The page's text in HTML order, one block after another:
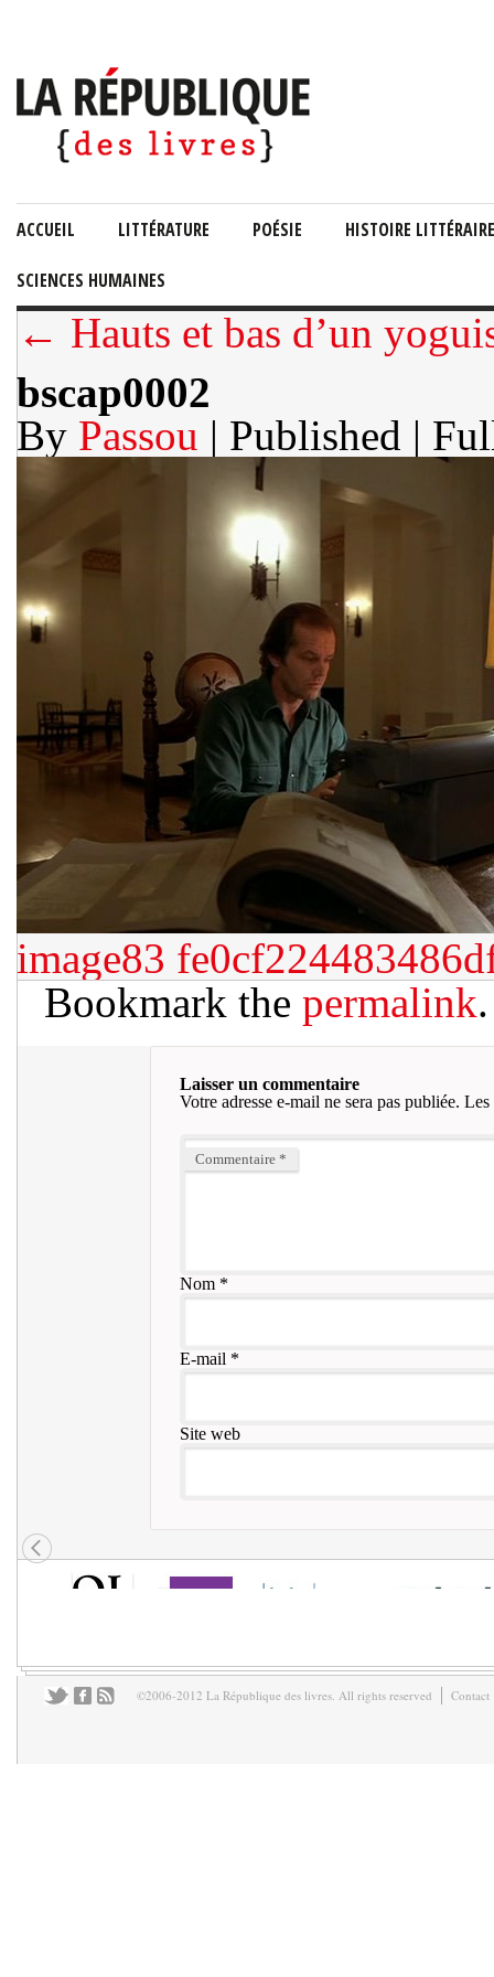
ACCUEIL LITTÉRATURE POÉSIE HISTOIRE LITTÉRAIRE
SCIENCES HUMAINES
← Hauts et bas d’un
bscap0002
By Passou | Published |
image83
Bookmark the permalink.
Laisser un commentaire
Votre adresse e-mail ne sera pas publiée. Les
Commentaire *
Nom*
E-mail *
Site web
©2006-2012 La République des livres. All rights reserved Contact